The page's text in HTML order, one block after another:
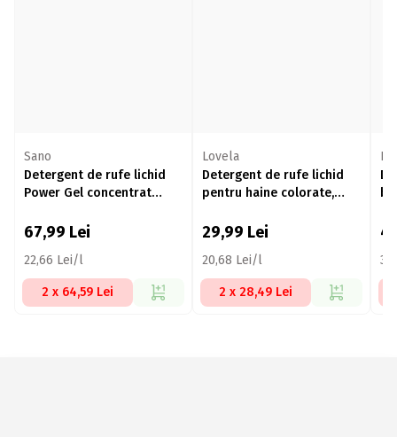
Sano
Detergent de rufe lichid
Power Gel concentrat
67,99 Lei
22,66 Lei/l
2 x 64,59 Lei
Lovela
Detergent de rufe lichid
pentru haine colorate,
1.45l
29,99 Lei
20,68 Lei/l
2 x 28,49 Lei